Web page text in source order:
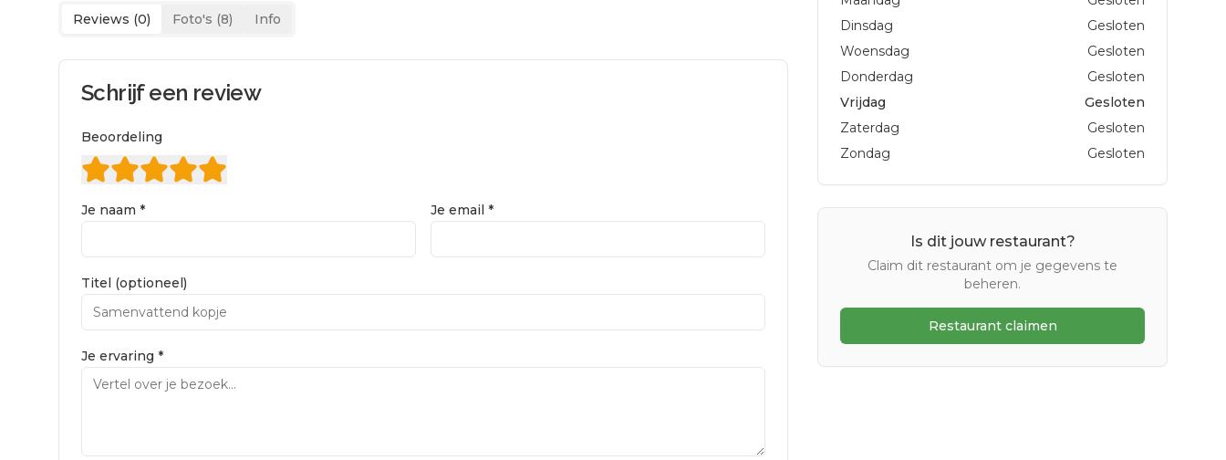
Reviews (0) Foto's (8) Info
Schrijf een review
Beoordeling
Je naam * Je email *
Titel (optioneel)
Je ervaring *
Dinsdag
Gesloten
Woensdag
Gesloten
Donderdag
Gesloten
Vrijdag
Gesloten
Zaterdag
Gesloten
Zondag
Gesloten
Is dit jouw restaurant?
Claim dit restaurant om je gegevens te
beheren.
Restaurant claimen